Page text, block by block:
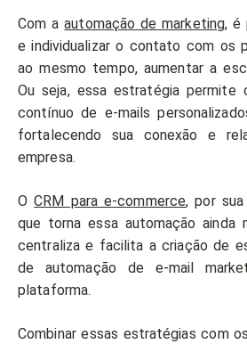
Com aautomação de marketing, é
e individualizar o contato com os
ao mesmo tempo, aumentar a
Ou seja, essa estratégia permite
contínuo de e-mails
fortalecendo sua conexão e
empresa.
OCRM para e-commerce, por
que torna essa automação ainda
centraliza e facilita a criação de
de automação de e-mail
plataforma.
Combinar essas estratégias com